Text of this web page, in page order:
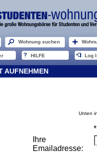
Wohnung suchen
HILFE Log
AUFNEHMEN
Unten
Ihre
Emailadresse: